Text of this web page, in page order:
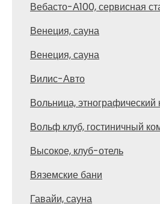
Вебасто-А100, сервисная
Венеция, сауна
Венеция, сауна
Вилис-Авто
Вольница, этнографический
Вольф клуб, гостиничный
Высокое, клуб-отель
Вяземские бани
Гавайи, сауна